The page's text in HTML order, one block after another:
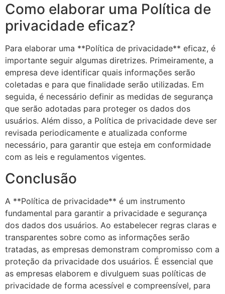
Como elaborar uma Política de
privacidade eficaz?
Para elaborar uma **Política de privacidade** eficaz, é
importante seguir algumas diretrizes. Primeiramente, a
empresa deve identificar quais informações serão
coletadas e para que finalidade serão utilizadas. Em
seguida, é necessário definir as medidas de segurança
que serão adotadas para proteger os dados dos
usuários. Além disso, a Política de privacidade deve ser
revisada periodicamente e atualizada conforme
necessário, para garantir que esteja em conformidade
com as leis e regulamentos vigentes.
Conclusão
A **Política de privacidade** é um instrumento
fundamental para garantir a privacidade e segurança
dos dados dos usuários. Ao estabelecer regras claras e
transparentes sobre como as informações serão
tratadas, as empresas demonstram compromisso com a
proteção da privacidade dos usuários. É essencial que
as empresas elaborem e divulguem suas políticas de
privacidade de forma acessível e compreensível, para